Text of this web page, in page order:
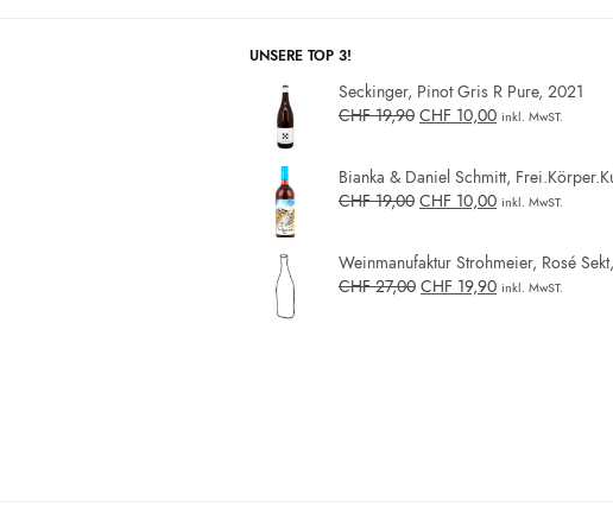
UNSERE TOP 3!
Seckinger, Pinot Gris R Pure, 2021
CHF19,90 CHF 10,00 inkl. MwST.
Bianka & Daniel Schmitt,
CHF19,00 CHF 10,00 inkl. MwST.
Weinmanufaktur Strohmeier, Rosé
CHF27,00 CHF 19,90 inkl. MwST.